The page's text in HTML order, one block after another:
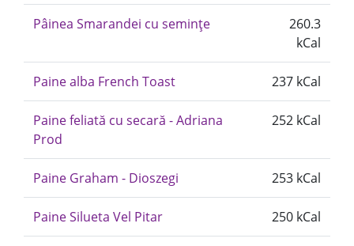
Pâinea Smarandei cu semințe
260.3
kCal
Paine alba French Toast 237 kCal
Paine feliată cu secară - Adriana
Prod
252 kCal
Paine Graham - Dioszegi 253 kCal
Paine Silueta Vel Pitar 250 kCal